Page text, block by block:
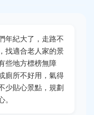
年紀大了，走路不
找適合老人家的景
些地方標榜無障
廁所不好用，氣得
少貼心景點，規劃